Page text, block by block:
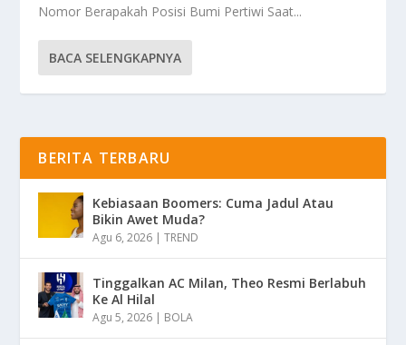
Nomor Berapakah Posisi Bumi Pertiwi Saat...
BACA SELENGKAPNYA
BERITA TERBARU
Kebiasaan Boomers: Cuma Jadul Atau
Bikin Awet Muda?
Agu 6, 2026 |TREND
Tinggalkan AC Milan, Theo Resmi Berlabuh
Ke Al Hilal
Agu 5, 2026 | BOLA